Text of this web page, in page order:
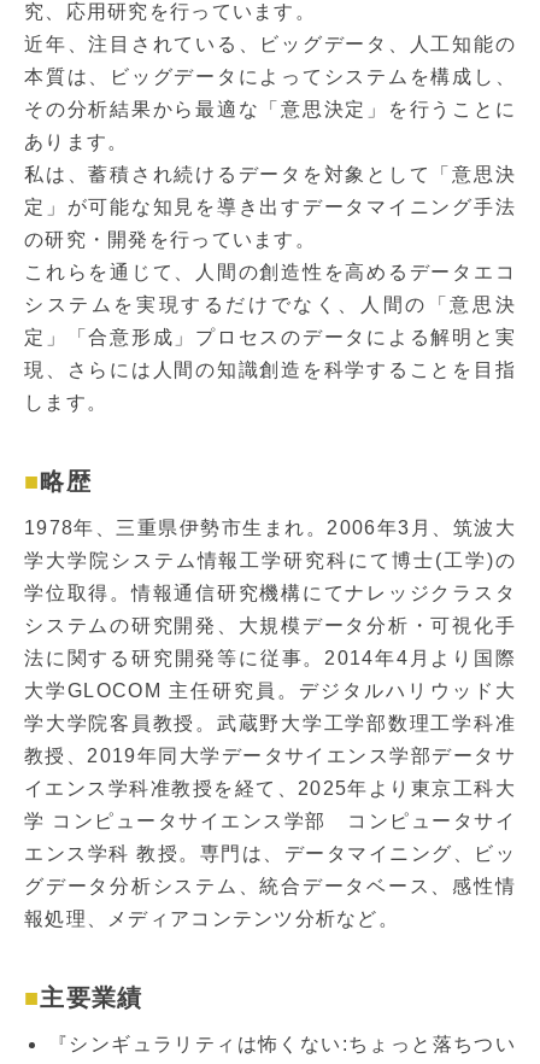
究、応用研究を行っています。
近年、注目されている、ビッグデータ、人工知能の
本質は、ビッグデータによってシステムを構成し、
その分析結果から最適な「意思決定」を行うことに
あります。
私は、蓄積され続けるデータを対象として「意思決
定」が可能な知見を導き出すデータマイニング手法
の研究・開発を行っています。
これらを通じて、人間の創造性を高めるデータエコ
システムを実現するだけでなく、人間の「意思決
定」「合意形成」プロセスのデータによる解明と実
現、さらには人間の知識創造を科学することを目指
します。
略歴
1978年、三重県伊勢市生まれ。2006年3月、筑波大
学大学院システム情報工学研究科にて博士(工学)の
学位取得。情報通信研究機構にてナレッジクラスタ
システムの研究開発、大規模データ分析・可視化手
法に関する研究開発等に従事。2014年4月より国際
大学GLOCOM 主任研究員。デジタルハリウッド大
学大学院客員教授。武蔵野大学工学部数理工学科准
教授、2019年同大学データサイエンス学部データサ
イエンス学科准教授を経て、2025年より東京工科大
学 コンピュータサイエンス学部 コンピュータサイ
エンス学科 教授。専門は、データマイニング、ビッ
グデータ分析システム、統合データベース、感性情
報処理、メディアコンテンツ分析など。
主要業績
『シンギュラリティは怖くない:ちょっと落ちつい